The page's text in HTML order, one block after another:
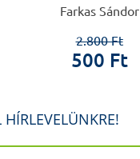
Farkas Sándor
2.800 Ft
500 Ft